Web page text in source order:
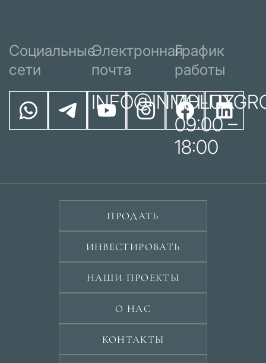
Социальные
сети
Электронная
почта
График
работы
ПН-ПТ
09:00 –
18:00
ПРОДАТЬ
ИНВЕСТИРОВАТЬ
НАШИ ПРОЕКТЫ
О НАС
КОНТАКТЫ